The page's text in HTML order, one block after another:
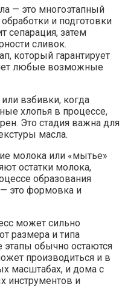
— это многоэтапный
и подготовки
сепарация, затем
сливок.
который гарантирует
любые возможные
взбивки, когда
хлопья в процессе,
Это стадия важна для
масла.
молока или «мытье»
остатки молока,
образования
— это формовка и
может сильно
размера и типа
этапы обычно остаются
производиться и в
масштабах, и дома с
инструментов и